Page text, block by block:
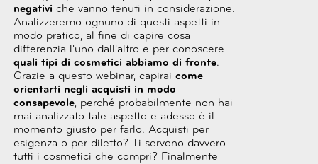
negativi che vanno tenuti in considerazione.
Analizzeremo ognuno di questi aspetti in
modo pratico, al fine di capire cosa
differenzia l'uno dall'altro e per conoscere
quali tipi di cosmetici abbiamo di fronte.
Grazie a questo webinar, capirai come
orientarti negli acquisti in modo
consapevole, perché probabilmente non hai
mai analizzato tale aspetto e adesso è il
momento giusto per farlo. Acquisti per
esigenza o per diletto? Ti servono davvero
tutti i cosmetici che compri? Finalmente